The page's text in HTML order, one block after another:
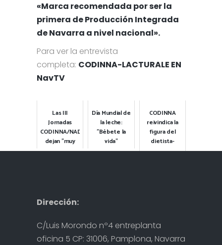
«Marca recomendada por ser la
primera de Producción Integrada
de Navarra a nivel nacional».
Para ver la entrevista
completa: CODINNA-LACTURALE EN
NavTV
Las III
Jornadas
CODINNA/NADNEO
dejan "muy
buen sabor" a
Día Mundial de
la leche:
"Bébete la
vida"
2025-05-30
CODINNA
reivindica la
figura del
dietista-
nutricionista
Dirección:
C/Luis Morondo nº4 entreplanta
oficina 5 CP: 31006, Pamplona, Navarra